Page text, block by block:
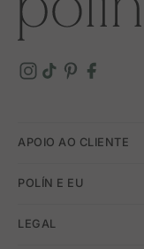
APOIO AO CLIENTE
POLÍN E EU
LEGAL